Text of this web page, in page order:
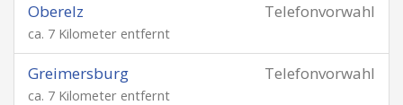
Telefonvorwahl
Oberelz
ca. 7 Kilometer entfernt
Telefonvorwahl
Greimersburg
ca. 7 Kilometer entfernt